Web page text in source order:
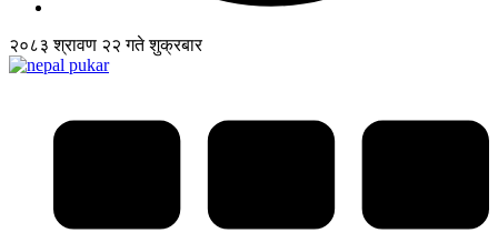
२०८३ श्रावण २२ गते शुक्रबार